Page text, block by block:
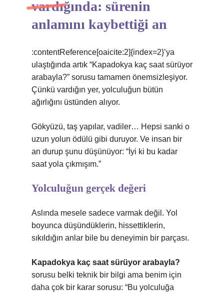
vardığında: sürenin
anlamını kaybettiği an
:contentReference[oaicite:2]{index=2}’ya
ulaştığında artık “Kapadokya kaç saat sürüyor
arabayla?” sorusu tamamen önemsizleşiyor.
Çünkü vardığın yer, yolculuğun bütün
ağırlığını üstünden alıyor.
Gökyüzü, taş yapılar, vadiler… Hepsi sanki o
uzun yolun ödülü gibi duruyor. Ve insan bir
an durup şunu düşünüyor: “İyi ki bu kadar
saat yola çıkmışım.”
Yolculuğun gerçek değeri
Aslında mesele sadece varmak değil. Yol
boyunca düşündüklerin, hissettiklerin,
sıkıldığın anlar bile bu deneyimin bir parçası.
Kapadokya kaç saat sürüyor arabayla?
sorusu belki teknik bir bilgi ama benim için
daha çok bir karar sorusu: “Bu yolculuğa